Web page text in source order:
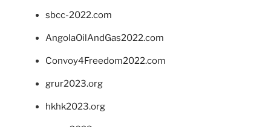
sbcc-2022.com
AngolaOilAndGas2022.com
Convoy4Freedom2022.com
grur2023.org
hkhk2023.org